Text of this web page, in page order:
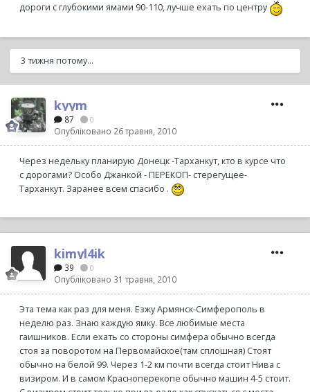
дороги с глубокими ямами 90-110, лучше ехать по центру
3 тижня потому...
kyym
87 0
Опубліковано 26 травня, 2010
Через недельку планирую Донецк -Тарханкут, кто в курсе что
с дорогами? Особо Джанкой - ПЕРЕКОП- стерегущее-
Тарханкут. Заранее всем спасибо .
kimyl4ik
39 0
Опубліковано 31 травня, 2010
Эта тема как раз для меня. Езжу Армянск-Симферополь в
неделю раз. Знаю каждую ямку. Все любимые места
гаишников. Если ехать со стороны симфера обычно всегда
стоя за поворотом на Первомайское(там сплошная) Стоят
обычно на белой 99. Через 1-2 км почти всегда стоит Нива с
визиром. И в самом Красноперекопе обычно машин 4-5 стоит.